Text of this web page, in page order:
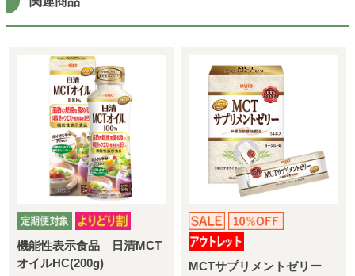
機能性表示食品 日清MCT
オイルHC(200g)
MCTサプリメントゼリー